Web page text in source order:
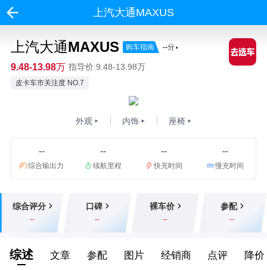
上汽大通MAXUS
上汽大通MAXUS 购车指南 --分
9.48-13.98万 指导价:9.48-13.98万
皮卡车市关注度 NO.7
外观 内饰 座椅
--
综合输出力
--
续航里程
--
快充时间
--
慢充时间
综合评分
--
口碑
--
裸车价
--
参配
--
综述 文章 参配 图片 经销商 点评 降价